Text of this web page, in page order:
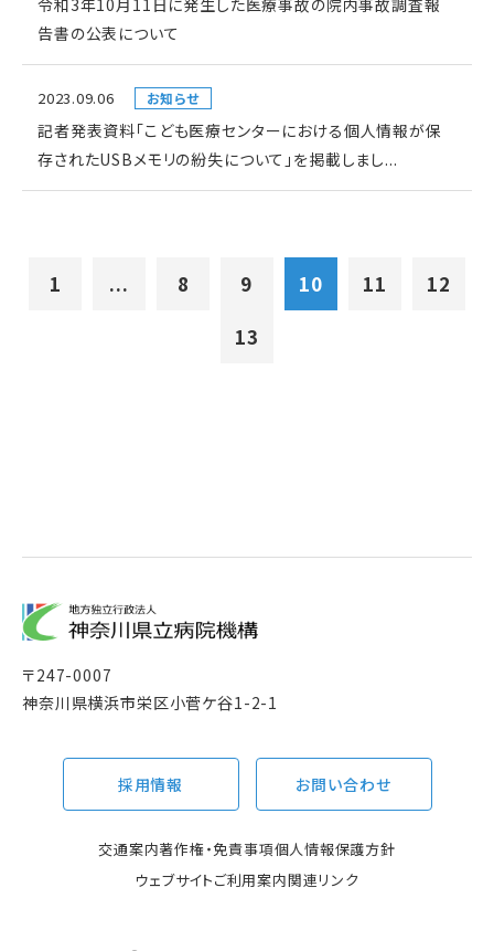
令和3年10月11日に発生した医療事故の院内事故調査報
告書の公表について
2023.09.06 お知らせ
記者発表資料「こども医療センターにおける個人情報が保
存されたUSBメモリの紛失について」を掲載しまし...
1 ... 8 9 10 11
12
13
〒247-0007
神奈川県横浜市栄区小菅ケ谷1-2-1
採用情報 お問い合わせ
交通案内著作権・免責事項個人情報保護方針
ウェブサイトご利用案内関連リンク